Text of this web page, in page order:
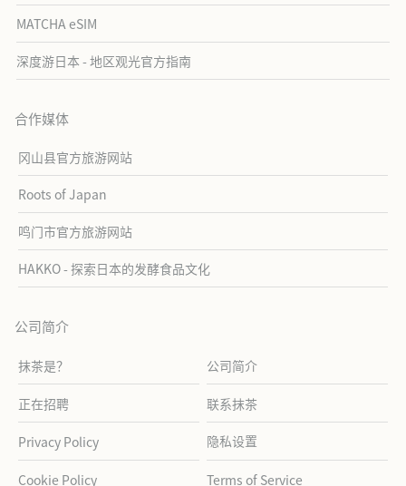
MATCHA eSIM
深度游日本 - 地区观光官方指南
合作媒体
冈山县官方旅游网站
Roots of Japan
鸣门市官方旅游网站
HAKKO - 探索日本的发酵食品文化
公司简介
抹茶是？ 公司简介
正在招聘 联系抹茶
Privacy Policy 隐私设置
Cookie Policy Terms of Service